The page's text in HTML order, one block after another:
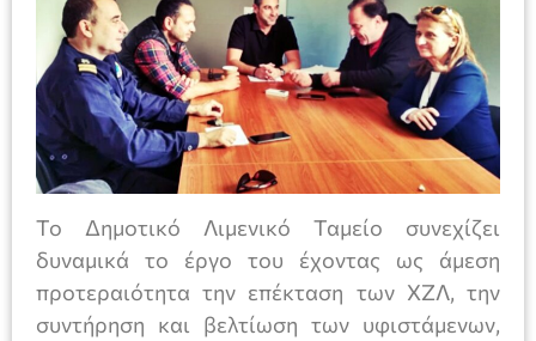
Το Δημοτικό Λιμενικό Ταμείο συνεχίζει
δυναμικά το έργο του έχοντας ως άμεση
προτεραιότητα την επέκταση των ΧΖΛ, την
συντήρηση και βελτίωση των υφιστάμενων,